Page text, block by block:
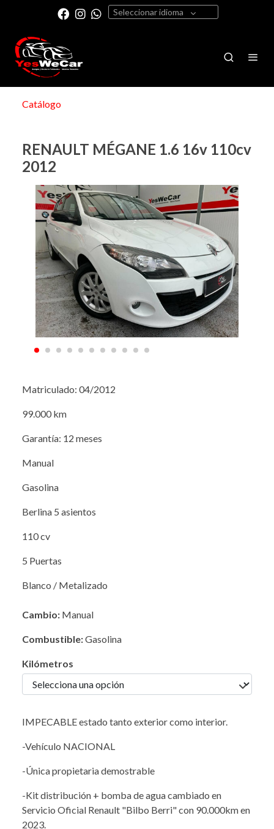
Seleccionar idioma
Catálogo
RENAULT MÉGANE 1.6 16v 110cv
2012
Matriculado: 04/2012
99.000 km
Garantía: 12 meses
Manual
Gasolina
Berlina 5 asientos
110 cv
5 Puertas
Blanco / Metalizado
Cambio: Manual
Combustible:Gasolina
Kilómetros
IMPECABLE estado tanto exterior como interior.
-Vehículo NACIONAL
-Única propietaria demostrable
-Kit distribución + bomba de agua cambiado en
Servicio Oficial Renault "Bilbo Berri" con 90.000km en
2023.